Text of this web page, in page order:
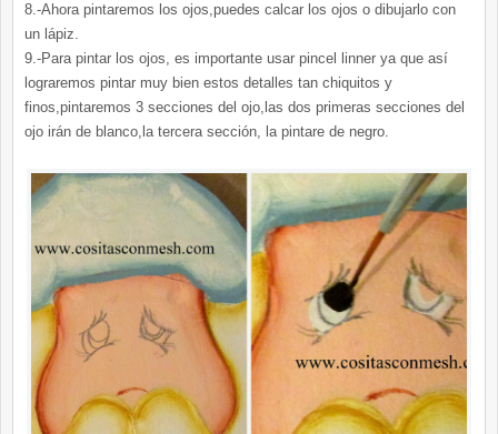
8.-Ahora pintaremos los ojos,puedes calcar los ojos o dibujarlo con
un lápiz.
9.-Para pintar los ojos, es importante usar pincel linner ya que así
lograremos pintar muy bien estos detalles tan chiquitos y
finos,pintaremos 3 secciones del ojo,las dos primeras secciones del
ojo irán de blanco,la tercera sección, la pintare de negro.